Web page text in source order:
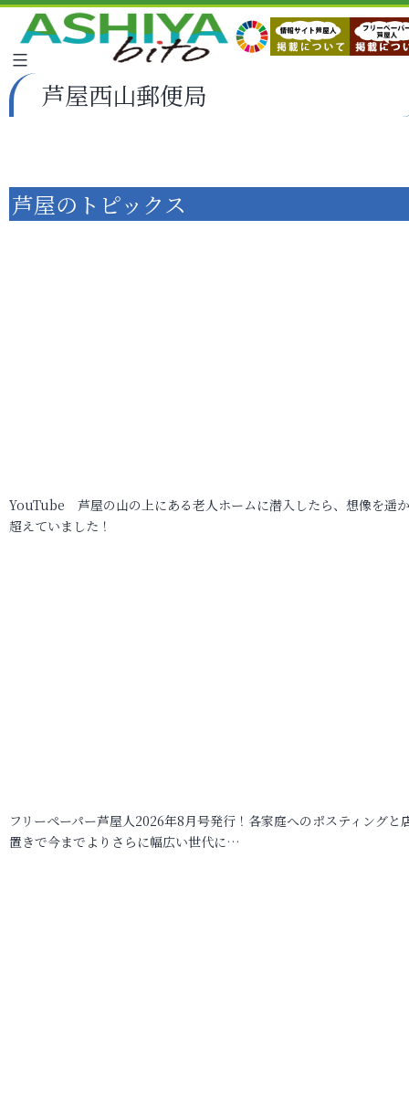
芦屋西山郵便局
芦屋のトピックス
YouTube 芦屋の山の上にある老人ホームに潜入したら、想像を遥
超えていました！
フリーペーパー芦屋人2026年8月号発行！各家庭へのポスティングと
置きで今までよりさらに幅広い世代に…